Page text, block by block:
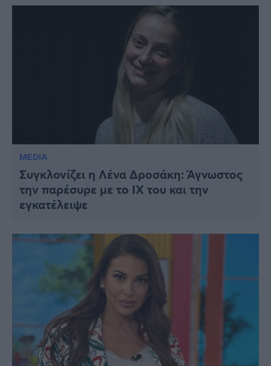
MEDIA
Συγκλονίζει η Λένα Δροσάκη: Άγνωστος
την παρέσυρε με το ΙΧ του και την
εγκατέλειψε